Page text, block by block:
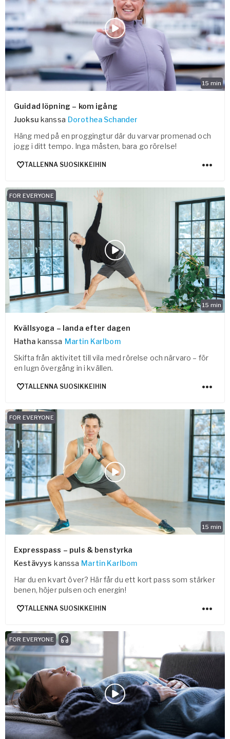
15 min
Guidad löpning – kom igång
Juoksu kanssa Dorothea Schander
Häng med på en proggingtur där du varvar promenad och
jogg i ditt tempo. Inga måsten, bara go rörelse!
TALLENNA SUOSIKKEIHIN
15 min
FOR EVERYONE
Kvällsyoga – landa efter dagen
Hatha kanssa Martin Karlbom
Skifta från aktivitet till vila med rörelse och närvaro – för
en lugn övergång in i kvällen.
TALLENNA SUOSIKKEIHIN
15 min
FOR EVERYONE
Expresspass – puls & benstyrka
Kestävyys kanssa Martin Karlbom
Har du en kvart över? Här får du ett kort pass som stärker
benen, höjer pulsen och energin!
TALLENNA SUOSIKKEIHIN
FOR EVERYONE